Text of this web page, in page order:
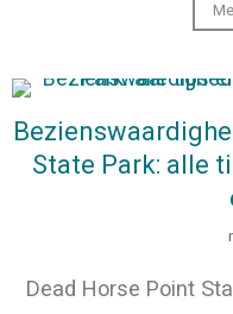
State Park: alle
Dead Horse Point